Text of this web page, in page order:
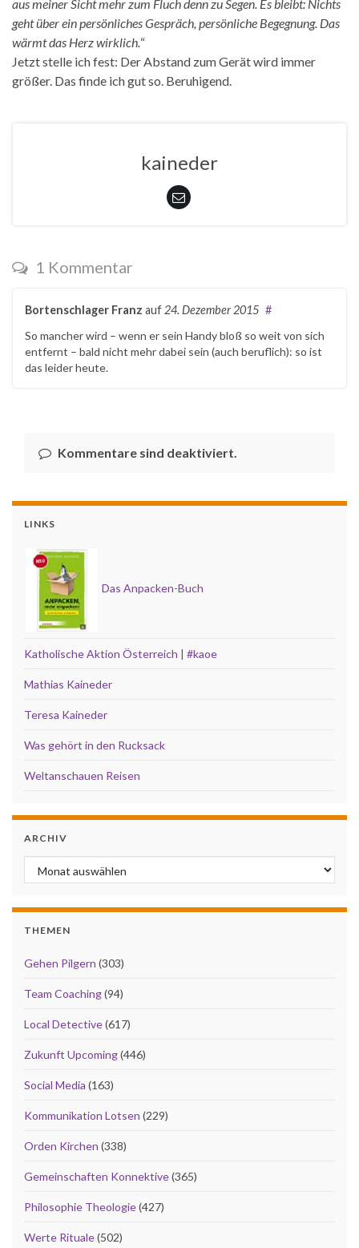
aus meiner Sicht mehr zum Fluch denn zu Segen. Es bleibt: Nichts
geht über ein persönliches Gespräch, persönliche Begegnung. Das
wärmt das Herz wirklich. “
Jetzt stelle ich fest: Der Abstand zum Gerät wird immer
größer. Das finde ich gut so. Beruhigend.
kaineder
1 Kommentar
Bortenschlager Franz auf 24. Dezember 2015 #
So mancher wird – wenn er sein Handy bloß so weit von sich
entfernt – bald nicht mehr dabei sein (auch beruflich): so ist
das leider heute.
Kommentare sind deaktiviert.
LINKS
Das Anpacken-Buch
Katholische Aktion Österreich | #kaoe
Mathias Kaineder
Teresa Kaineder
Was gehört in den Rucksack
Weltanschauen Reisen
ARCHIV
Archiv
THEMEN
Gehen Pilgern (303)
Team Coaching(94)
Local Detective(617)
Zukunft Upcoming(446)
Social Media (163)
Kommunikation Lotsen (229)
Orden Kirchen (338)
Gemeinschaften Konnektive(365)
Philosophie Theologie(427)
Werte Rituale(502)